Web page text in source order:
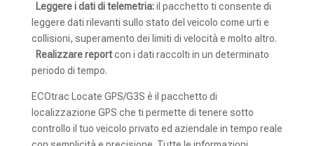
Leggere i dati di telemetria:il pacchetto ti consente di
leggere dati rilevanti sullo stato del veicolo come urti e
collisioni, superamento dei limiti di velocità e molto altro.
Realizzare reportcon i dati raccolti in un determinato
periodo di tempo.
ECOtrac Locate GPS/G3S è il pacchetto di
localizzazione GPS che ti permette di tenere sotto
controllo il tuo veicolo privato ed aziendale in tempo reale